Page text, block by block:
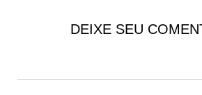
DEIXE SEU